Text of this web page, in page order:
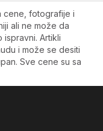
cene, fotografije i
ali ne može da
ispravni. Artikli
i može se desiti
Sve cene su sa